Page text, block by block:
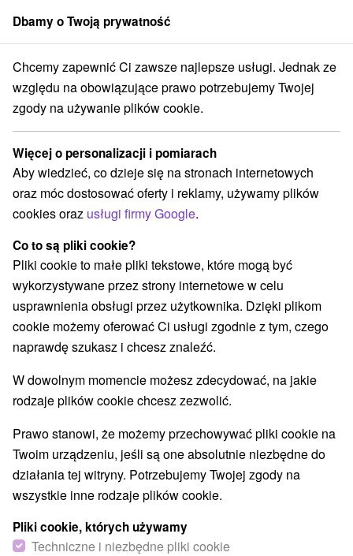
członek grupySorger
Apartmány Stredné Slovensko Žilinský kraj Martin
Apartmány Martin
Kategorie
Wszystkie kategorie
Apartmány(2)
Chaty na prenájom(14) Drevenice
Priváty
Wybierz lokalizację lub datę
WSZYSTKO NAJTAŃSZE NAJDROŻSZE NA
Dbamy o Twoją prywatność
Chcemy zapewnić Ci zawsze najlepsze usługi. Jednak ze
względu na obowiązujące prawo potrzebujemy Twojej
zgody na używanie plików cookie.
Więcej o personalizacji i pomiarach
Aby wiedzieć, co dzieje się na stronach internetowych
oraz móc dostosować oferty i reklamy, używamy plików
cookies oraz usługi firmy Google.
Co to są pliki cookie?
Pliki cookie to małe pliki tekstowe, które mogą być
wykorzystywane przez strony internetowe w celu
usprawnienia obsługi przez użytkownika. Dzięki plikom
cookie możemy oferować Ci usługi zgodnie z tym, czego
naprawdę szukasz i chcesz znaleźć.
W dowolnym momencie możesz zdecydować, na jakie
rodzaje plików cookie chcesz zezwolić.
Prawo stanowi, że możemy przechowywać pliki cookie na
Twoim urządzeniu, jeśli są one absolutnie niezbędne do
działania tej witryny. Potrzebujemy Twojej zgody na
wszystkie inne rodzaje plików cookie.
Pliki cookie, których używamy
Techniczne i niezbędne pliki cookie